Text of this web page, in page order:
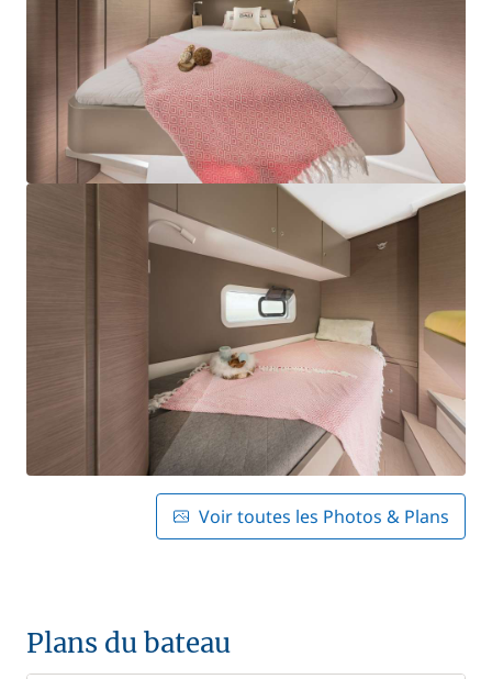
Voir toutes les Photos & Plans
Plans du bateau